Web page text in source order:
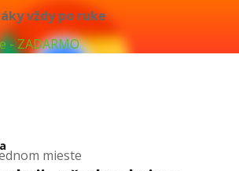
vždy po ruke
- ZADARMO
mieste